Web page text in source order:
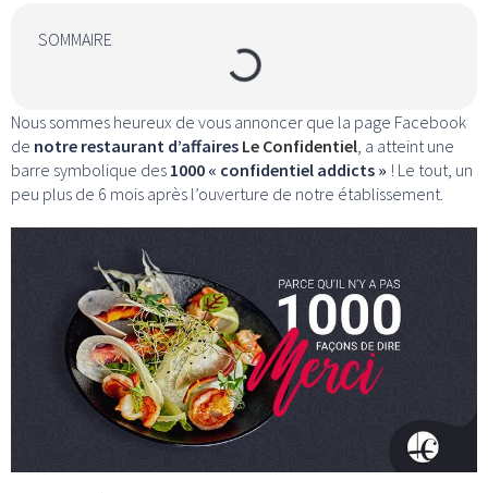
Nous sommes heureux de vous annoncer que la page Facebook
de notre restaurant d’affaires Le Confidentiel , a atteint une
barre symbolique des 1000 « confidentiel addicts » ! Le tout, un
peu plus de 6 mois après l’ouverture de notre établissement.
SOMMAIRE